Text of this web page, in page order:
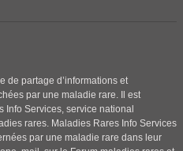
de partage d’informations et
par une maladie rare. Il est
Services, service national
rares. Maladies Rares Info Services
par une maladie rare dans leur